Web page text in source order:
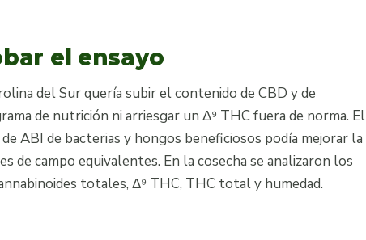
el ensayo
del Sur quería subir el contenido de CBD y de
de nutrición ni arriesgar un Δ⁹ THC fuera de norma. El
ABI de bacterias y hongos beneficiosos podía mejorar la
de campo equivalentes. En la cosecha se analizaron los
totales, Δ⁹ THC, THC total y humedad.